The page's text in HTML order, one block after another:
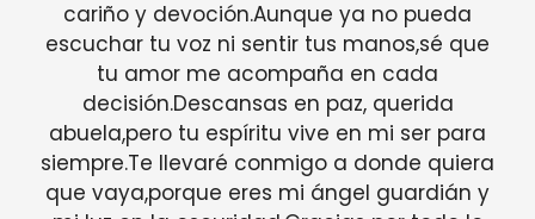
cariño y devoción.Aunque ya no pueda
escuchar tu voz ni sentir tus manos,sé que
tu amor me acompaña en cada
decisión.Descansas en paz, querida
abuela,pero tu espíritu vive en mi ser para
siempre.Te llevaré conmigo a donde quiera
que vaya,porque eres mi ángel guardián y